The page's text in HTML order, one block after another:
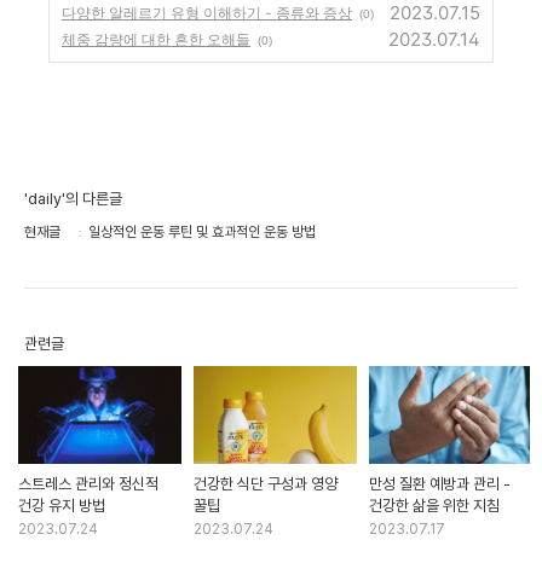
다양한 알레르기 유형 이해하기 - 종류와 증상 (0) 2023.07.15
체중 감량에 대한 흔한 오해들 (0) 2023.07.14
'daily'의 다른글
현재글 일상적인 운동 루틴 및 효과적인 운동 방법
관련글
스트레스 관리와 정신적
건강 유지 방법
2023.07.24
건강한 식단 구성과 영양
꿀팁
2023.07.24
만성 질환 예방과 관리 -
건강한 삶을 위한 지침
2023.07.17